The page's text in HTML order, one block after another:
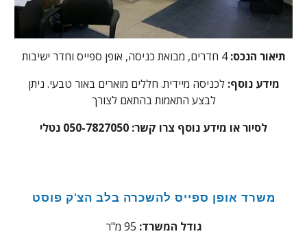
תיאור הנכס:4 חדרים, מבואת כניסה, אופן ספייס וחדר ישיבות
מידע נוסף: לכניסה מיידית. חללים מוארים באור טבעי. ניתן
לבצע התאמות בהתאם לצורך
לסיור או מידע נוסף צרו קשר: 050-7827050 נטלי
משרד אופן ספייס להשכרה בלב הצ'ק פוסט
גודל המשרד: